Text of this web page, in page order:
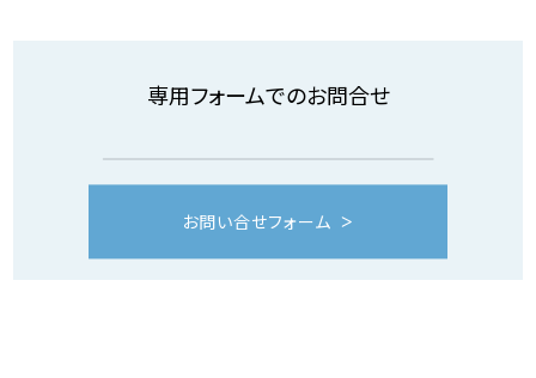
専用フォームでのお問合せ
お問い合せフォーム